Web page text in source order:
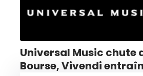
Universal Music chute
Bourse, Vivendi